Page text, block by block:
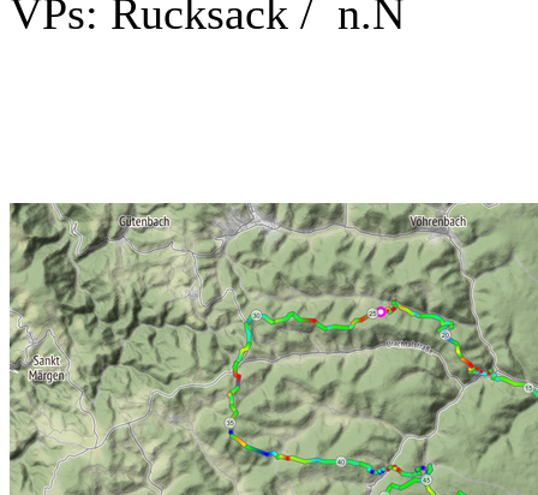
VPs: Rucksack / n.N